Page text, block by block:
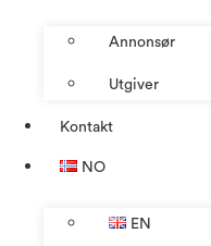
Annonsør
Utgiver
Kontakt
NO
EN